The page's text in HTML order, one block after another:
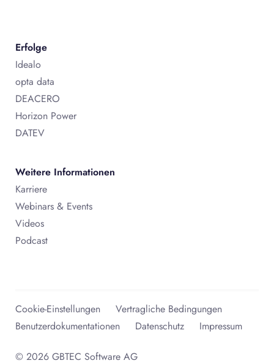
Erfolge
Idealo
opta data
DEACERO
Horizon Power
DATEV
Weitere Informationen
Karriere
Webinars & Events
Videos
Podcast
© 2026 GBTEC Software AG
Cookie-Einstellungen
Vertragliche Bedingungen
Benutzerdokumentationen
Datenschutz Impressum